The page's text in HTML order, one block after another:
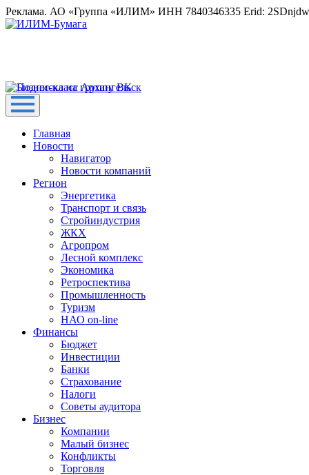
Реклама. АО «Группа «ИЛИМ» ИНН 7840346335 Erid:
Главная
Новости
Навигатор
Новости компаний
Регион
Энергетика
Транспорт и связь
Стройиндустрия
ЖКХ
Агропром
Лесной комплекс
Экономика
Ретроспектива
Промышленность
Туризм
НАО on-line
Финансы
Бюджет
Инвестиции
Банки
Страхование
Налоги
Советы аудитора
Бизнес
Компании
Малый бизнес
Конфликты
Торговля